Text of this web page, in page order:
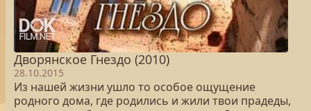
Дворянское Гнездо (2010)
28.10.2015
Из нашей жизни ушло то особое ощущение
родного дома, где родились и жили твои прадеды,